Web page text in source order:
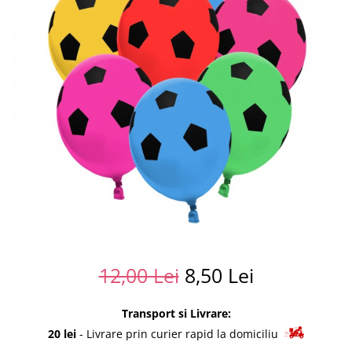
Unicorni si Curcubee
Baloane metalice
Baloane retro
Baloane litere
Baloane personalizate
Kituri baloane
12,00 Lei 8,50 Lei
Transport si Livrare:
20 lei - Livrare prin curier rapid la domiciliu